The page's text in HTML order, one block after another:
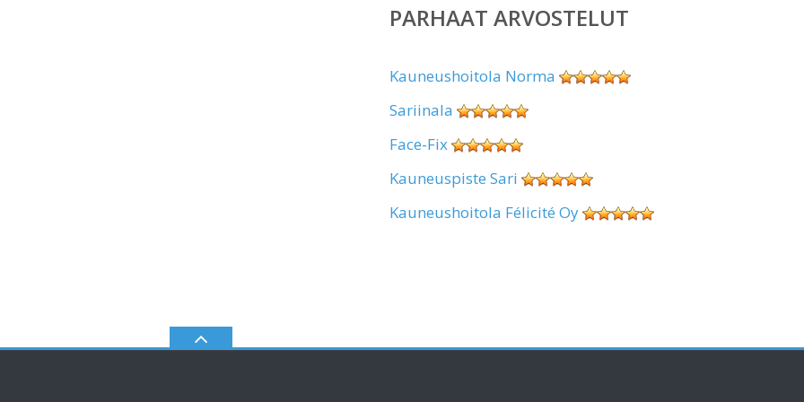
PARHAAT ARVOSTELUT
Kauneushoitola Norma
Sariinala
Face-Fix
Kauneuspiste Sari
Kauneushoitola Félicité Oy